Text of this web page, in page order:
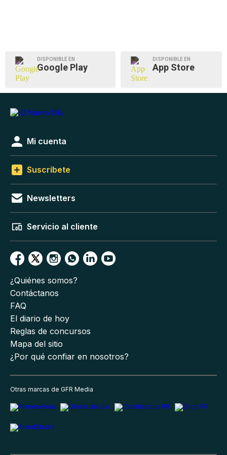
DISPONIBLE EN
Google Play
DISPONIBLE EN
App Store
Mi cuenta
Suscríbete
Newsletters
Servicio al cliente
¿Quiénes somos?
Contáctanos
FAQ
El diario de hoy
Reglas de concursos
Mapa del sitio
¿Por qué confiar en nosotros?
Otras marcas de GFR Media